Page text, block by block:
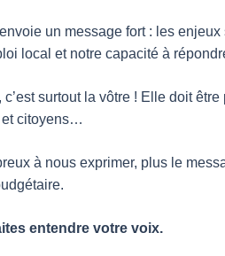
un message fort : les
local et notre capacité à
surtout la vôtre ! Elle doit
et citoyens…
à nous exprimer, plus le
entendre votre voix.